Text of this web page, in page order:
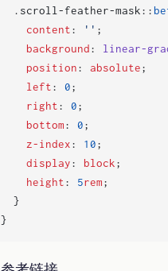
. scroll-feather-mask::
content: '' ;
background:
linear-
position: absolute;
left: 0;
right: 0;
bottom: 0;
z-index: 10;
display: block;
height: 5rem;
}
}